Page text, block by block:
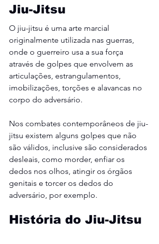
Jiu-Jitsu
O jiu-jitsu é uma arte marcial
originalmente utilizada nas guerras,
onde o guerreiro usa a sua força
através de golpes que envolvem as
articulações, estrangulamentos,
imobilizações, torções e alavancas no
corpo do adversário.
Nos combates contemporâneos de jiu-
jitsu existem alguns golpes que não
são válidos, inclusive são considerados
desleais, como morder, enfiar os
dedos nos olhos, atingir os órgãos
genitais e torcer os dedos do
adversário, por exemplo.
História do Jiu-Jitsu